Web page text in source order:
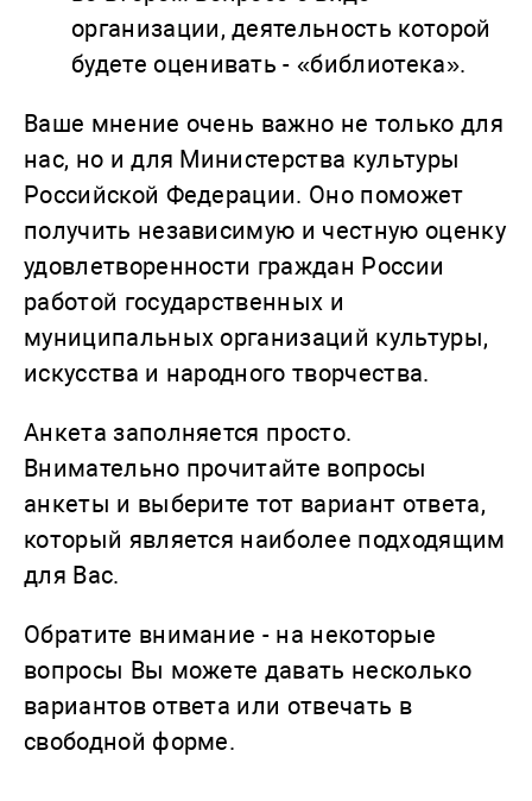
организации, деятельность которой
будете оценивать - «библиотека».
Ваше мнение очень важно не только для
нас, но и для Министерства культуры
Российской Федерации. Оно поможет
получить независимую и честную оценку
удовлетворенности граждан России
работой государственных и
муниципальных организаций культуры,
искусства и народного творчества.
Анкета заполняется просто.
Внимательно прочитайте вопросы
анкеты и выберите тот вариант ответа,
который является наиболее подходящим
для Вас.
Обратите внимание - на некоторые
вопросы Вы можете давать несколько
вариантов ответа или отвечать в
свободной форме.